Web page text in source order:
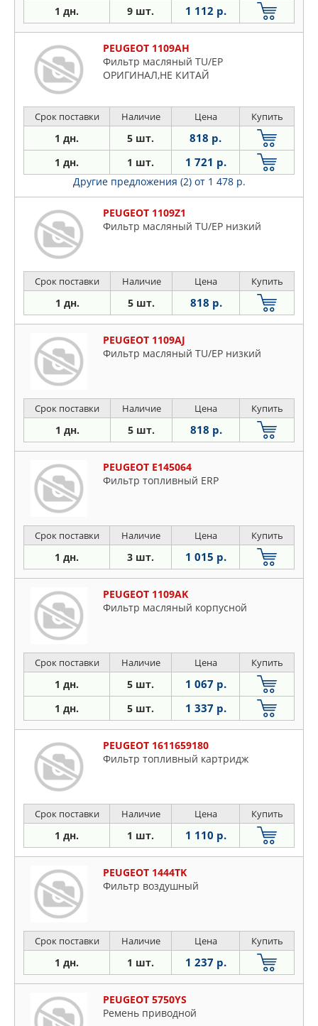
1 дн. 9 шт. 1 112 р.
PEUGEOT 1109AH
Фильтр масляный TU/EP
ОРИГИНАЛ,НЕ КИТАЙ
Срок поставки Наличие Цена Купить
1 дн. 5 шт. 818 р.
1 дн. 1 шт. 1 721 р.
Другие предложения (2) от 1 478 р.
PEUGEOT 1109Z1
Фильтр масляный TU/EP низкий
Срок поставки Наличие Цена Купить
1 дн. 5 шт. 818 р.
PEUGEOT 1109AJ
Фильтр масляный TU/EP низкий
Срок поставки Наличие Цена Купить
1 дн. 5 шт. 818 р.
PEUGEOT E145064
Фильтр топливный ERP
Срок поставки Наличие Цена Купить
1 дн. 3 шт. 1 015 р.
PEUGEOT 1109AK
Фильтр масляный корпусной
Срок поставки Наличие Цена Купить
1 дн. 5 шт. 1 067 р.
1 дн. 5 шт. 1 337 р.
PEUGEOT 1611659180
Фильтр топливный картридж
Срок поставки Наличие Цена Купить
1 дн. 1 шт. 1 110 р.
PEUGEOT 1444TK
Фильтр воздушный
Срок поставки Наличие Цена Купить
1 дн. 1 шт. 1 237 р.
PEUGEOT 5750YS
Ремень приводной